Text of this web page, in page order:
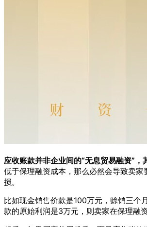
应收账款并非企业间的“无息贸易融资”，
低于保理融资成本，那么必然会导致卖
损。
比如现金销售价款是100万元，赊销三个
款的原始利润是3万元，则卖家在保理融